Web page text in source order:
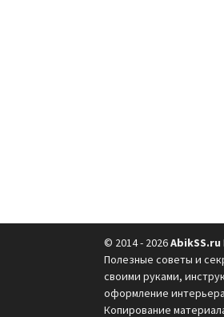
© 2014 - 2026AbikSS.ru
Полезные советы и
своими руками,
оформление
Копирование